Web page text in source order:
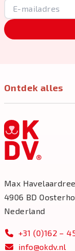
Ontdek alles
Max
4906 BD
Nederland
+31 (0)162 –
info@okdv.nl